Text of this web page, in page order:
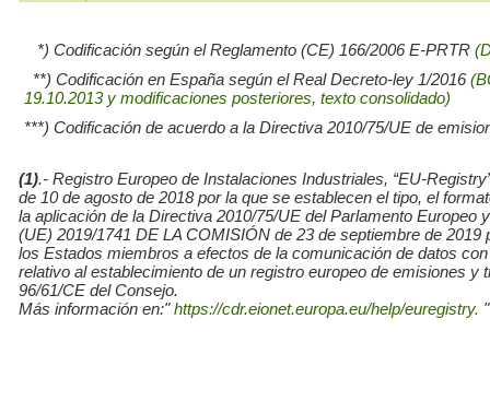
*) Codificación según el Reglamento (CE) 166/2006 E-PRTR
**) Codificación en España según el Real Decreto-ley 1/2016
19.10.2013 y modificaciones posteriores, texto consolidado)
***) Codificación de acuerdo a la Directiva 2010/75/UE de
(1).- Registro Europeo de Instalaciones Industriales, “EU-
de 10 de agosto de 2018 por la que se establecen el tipo, el
la aplicación de la Directiva 2010/75/UE del Parlamento
(UE) 2019/1741 DE LA COMISIÓN de 23 de septiembre de
los Estados miembros a efectos de la comunicación de datos
relativo al establecimiento de un registro europeo de emisiones
96/61/CE del Consejo.
Más información en:"https://cdr.eionet.europa.eu/help/euregistry. "